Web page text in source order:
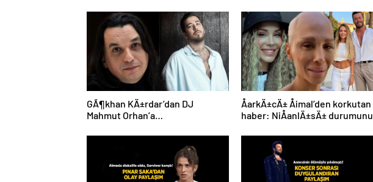
GÃ¶khan KÄ±rdar’dan DJ
Mahmut Orhan’a
vermiyordu
ÅarkÄ±cÄ± Åimal’den korkutan
haber: NiÅanlÄ±sÄ± durumunu